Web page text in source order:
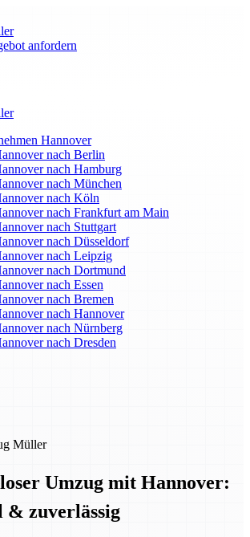
anfordern
Hannover
nach Berlin
nach Hamburg
nach München
nach Köln
nach Frankfurt am Main
nach Stuttgart
nach Düsseldorf
nach Leipzig
nach Dortmund
nach Essen
nach Bremen
nach Hannover
nach Nürnberg
nach Dresden
Müller
Umzug mit Hannover:
& zuverlässig